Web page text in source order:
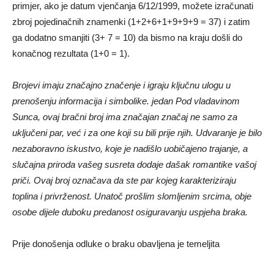
primjer, ako je datum vjenčanja 6/12/1999, možete izračunati
zbroj pojedinačnih znamenki (1+2+6+1+9+9+9 = 37) i zatim
ga dodatno smanjiti (3+ 7 = 10) da bismo na kraju došli do
konačnog rezultata (1+0 = 1).
Brojevi imaju značajno značenje i igraju ključnu ulogu u
prenošenju informacija i simbolike. jedan Pod vladavinom
Sunca, ovaj bračni broj ima značajan značaj ne samo za
uključeni par, već i za one koji su bili prije njih. Udvaranje je bilo
nezaboravno iskustvo, koje je nadišlo uobičajeno trajanje, a
slučajna priroda vašeg susreta dodaje dašak romantike vašoj
priči. Ovaj broj označava da ste par kojeg karakteriziraju
toplina i privrženost. Unatoč prošlim slomljenim srcima, obje
osobe dijele duboku predanost osiguravanju uspjeha braka.
Prije donošenja odluke o braku obavljena je temeljita